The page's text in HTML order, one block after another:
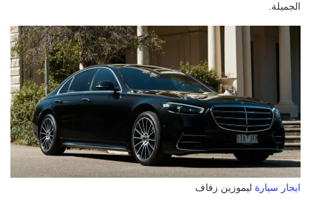
الجميلة.
ايجار سيارة ليموزين زفاف